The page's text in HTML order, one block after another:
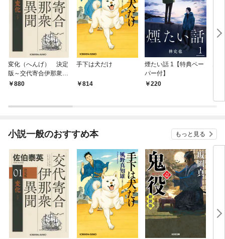
変化（へんげ） 決定
版～交代寄合伊那衆異
聞（1）～
880
手下は犬だけ
814
煙たい話 1【特典ペー
パー付】
220
小説一般のおすすめ本 もっと見る